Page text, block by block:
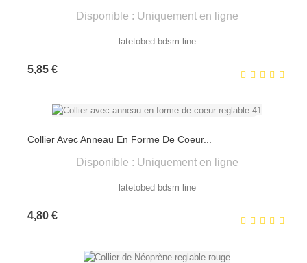
Disponible : Uniquement en ligne
latetobed bdsm line
5,85 €Prix
Collier Avec Anneau En Forme De Coeur...
Disponible : Uniquement en ligne
latetobed bdsm line
4,80 €Prix